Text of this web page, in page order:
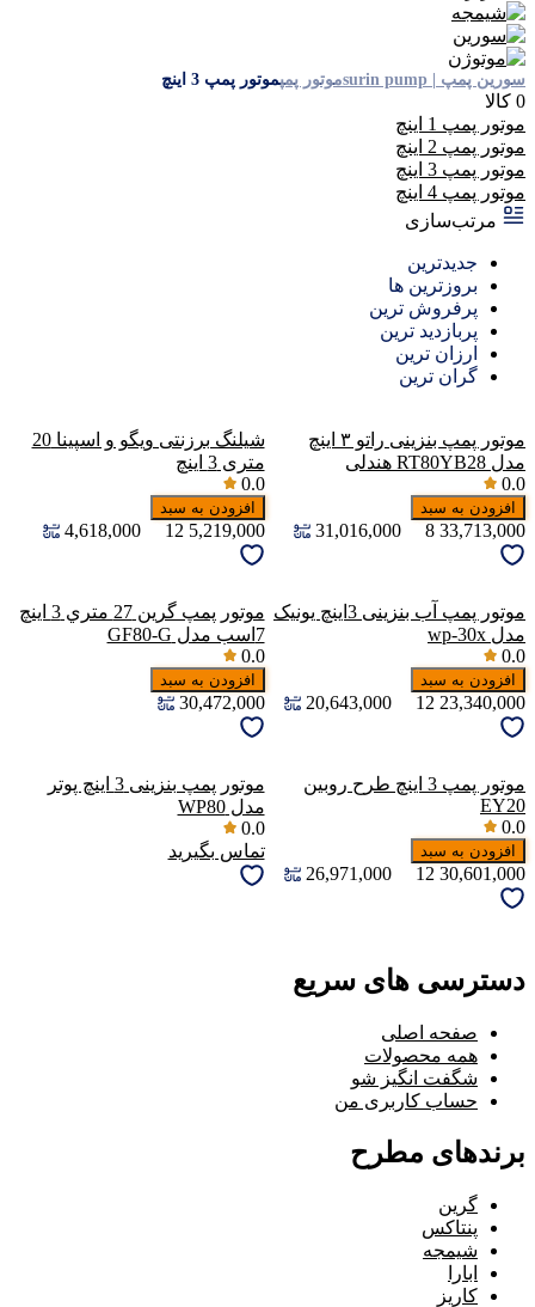
سورین پمپ | surin pump موتور پمپموتور پمپ 3 اینچ
0 کالا
موتور پمپ 1 اینچ
موتور پمپ 2 اینچ
موتور پمپ 3 اینچ
موتور پمپ 4 اینچ
مرتب‌سازی
جدیدترین
بروزترین ها
پرفروش ترین
پربازدید ترین
ارزان ترین
گران ترین
موتور پمپ بنزینی راتو ۳ اینچ
مدل RT80YB28 هندلی
0.0
افزودن به سبد
33,713,000
8
31,016,000
شیلنگ برزنتی ویگو و اسپینا 20
متری 3 اینچ
0.0
افزودن به سبد
5,219,000
12
4,618,000
موتور پمپ آب بنزینی 3اینچ یونیک
مدل wp-30x
0.0
افزودن به سبد
23,340,000
12
20,643,000
موتور پمپ گرين 27 متري 3 اینچ
7اسب مدل GF80-G
0.0
افزودن به سبد
30,472,000
موتور پمپ 3 اینچ طرح روبین
EY20
0.0
افزودن به سبد
30,601,000
12
26,971,000
موتور پمپ بنزینی 3 اینچ پوتر
مدل WP80
0.0
تماس بگیرید
دسترسی های سریع
صفحه اصلی
همه محصولات
شگفت انگیز شو
حساب کاربری من
برندهای مطرح
گرین
پنتاکس
شیمجه
ابارا
کاریز